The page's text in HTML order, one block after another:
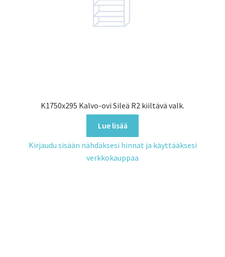
K1750x295 Kalvo-ovi Sileä R2 kiiltävä valk.
Lue lisää
Kirjaudu sisään nähdäksesi hinnat ja käyttääksesi
verkkokauppaa